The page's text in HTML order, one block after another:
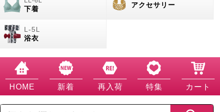
下着
アクセサリー
浴衣
HOME 新着 再入荷 特集 カート